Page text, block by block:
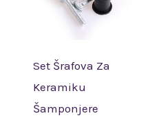
Set Šrafova Za
Keramiku
Šamponjere